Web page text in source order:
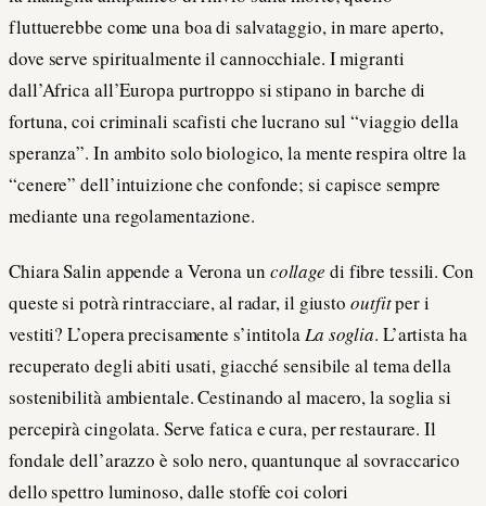
fluttuerebbe come una boa di salvataggio, in mare aperto,
dove serve spiritualmente il cannocchiale. I migranti
dall’Africa all’Europa purtroppo si stipano in barche di
fortuna, coi criminali scafisti che lucrano sul “viaggio della
speranza”. In ambito solo biologico, la mente respira oltre la
“cenere” dell’intuizione che confonde; si capisce sempre
mediante una regolamentazione.
Chiara Salin appende a Verona un collage di fibre tessili. Con
queste si potrà rintracciare, al radar, il giusto outfitper i
vestiti? L’opera precisamente s’intitolaLa soglia. L’artista ha
recuperato degli abiti usati, giacché sensibile al tema della
sostenibilità ambientale. Cestinando al macero, la soglia si
percepirà cingolata. Serve fatica e cura, per restaurare. Il
fondale dell’arazzo è solo nero, quantunque al sovraccarico
dello spettro luminoso, dalle stoffe coi colori